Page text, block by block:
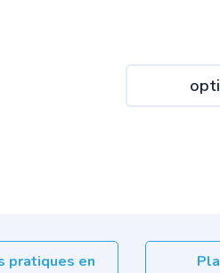
pratiques en